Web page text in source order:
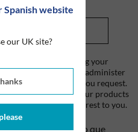
website
our UK site?
and respecting your
information to administer
and services you request.
contact you about our products
that may be of interest to you.
Entiendo que